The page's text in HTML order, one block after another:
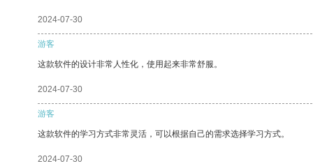
2024-07-30
游客
这款软件的设计非常人性化，使用起来非常舒服。
2024-07-30
游客
这款软件的学习方式非常灵活，可以根据自己的需求选择学习方式。
2024-07-30